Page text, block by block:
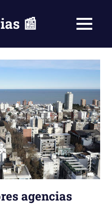
📰 MENÚ
agencias